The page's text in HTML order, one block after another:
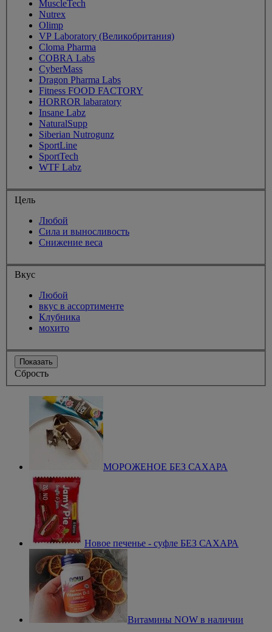
MuscleTech
Nutrex
Olimp
VP Laboratory (Великобритания)
Cloma Pharma
COBRA Labs
CyberMass
Dragon Pharma Labs
Fitness FOOD FACTORY
HORROR labaratory
Insane Labz
NaturalSupp
Siberian Nutrogunz
SportLine
SportTech
WTF Labz
Цель
Любой
Сила и выносливость
Снижение веса
Вкус
Любой
вкус в ассортименте
Клубника
мохито
Показать
Сбрость
МОРОЖЕНОЕ БЕЗ САХАРА
Новое печенье - суфле БЕЗ САХАРА
Витамины NOW в наличии